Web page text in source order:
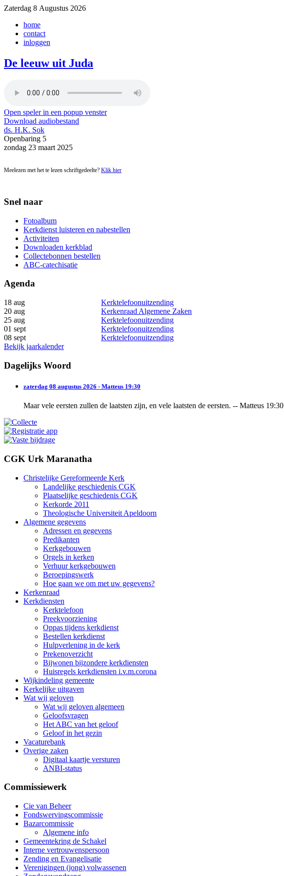
Zaterdag 8 Augustus 2026
home
contact
inloggen
De leeuw uit Juda
Open speler in een popup venster
Download audiobestand
ds. H.K. Sok
Openbaring 5
zondag 23 maart 2025
Meelezen met het te lezen schriftgedeelte? Klik hier
Snel naar
Fotoalbum
Kerkdienst luisteren en nabestellen
Activiteiten
Downloaden kerkblad
Collectebonnen bestellen
ABC-catechisatie
Agenda
18 aug
Kerktelefoonuitzending
20 aug
Kerkenraad Algemene Zaken
25 aug
Kerktelefoonuitzending
01 sept
Kerktelefoonuitzending
08 sept
Kerktelefoonuitzending
Bekijk jaarkalender
Dagelijks Woord
zaterdag 08 augustus 2026 - Matteus 19:30
Maar vele eersten zullen de laatsten zijn, en vele laatsten de eersten. -- Matteus 19:30
CGK Urk Maranatha
Christelijke Gereformeerde Kerk
Landelijke geschiedenis CGK
Plaatselijke geschiedenis CGK
Kerkorde 2011
Theologische Universiteit Apeldoorn
Algemene gegevens
Adressen en gegevens
Predikanten
Kerkgebouwen
Orgels in kerken
Verhuur kerkgebouwen
Beroepingswerk
Hoe gaan we om met uw gegevens?
Kerkenraad
Kerkdiensten
Kerktelefoon
Preekvoorziening
Oppas tijdens kerkdienst
Bestellen kerkdienst
Hulpverlening in de kerk
Prekenoverzicht
Bijwonen bijzondere kerkdiensten
Huisregels kerkdiensten i.v.m.corona
Wijkindeling gemeente
Kerkelijke uitgaven
Wat wij geloven
Wat wij geloven algemeen
Geloofsvragen
Het ABC van het geloof
Geloof in het gezin
Vacaturebank
Overige zaken
Digitaal kaartje versturen
ANBI-status
Commissiewerk
Cie van Beheer
Fondswervingscommissie
Bazarcommissie
Algemene info
Gemeentekring de Schakel
Interne vertrouwenspersoon
Zending en Evangelisatie
Verenigingen (jong) volwassenen